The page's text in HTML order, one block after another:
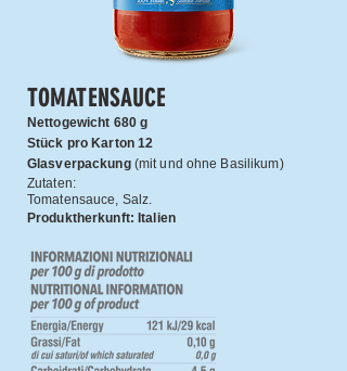
TOMATENSAUCE
Nettogewicht 680 g
Stück pro Karton 12
Glasverpackung (mit und ohne Basilikum)
Zutaten:
Tomatensauce, Salz.
Produktherkunft: Italien